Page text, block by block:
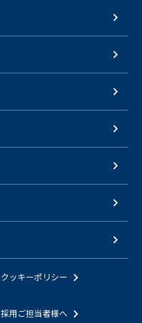
クッキーポリシー
採用ご担当者様へ